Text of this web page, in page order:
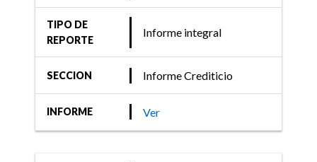
TIPO DE
REPORTE
Informe integral
SECCION Informe Crediticio
INFORME Ver